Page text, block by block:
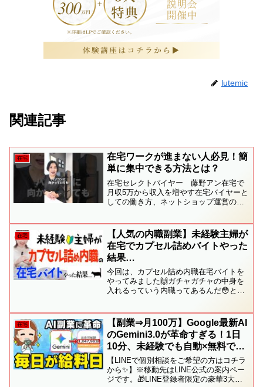
lutemic
関連記事
在宅
在宅ワークが進まない人必見！簡
単に集中できる方法とは？
在宅セレクトバイヤー 藤野アン在宅で
月収5万から収入を増やす在宅バイヤーと
しての働き方、ネットショップ運営の方
録はこちらから🌹↓↓↓↓↓【 藤野アン
Profile...
在宅
【人気の内職副業】未経験主婦が
在宅でカプセル詰めバイトやった
結果…
今回は、カプセル詰め内職在宅バイトを
やってみました🙌ガチャガチャの中身を
入れるっていう内職ってあるんだ😳と思
ョン高めのゆいママでしたが、始めるに
あたっては…こういうこ...
在宅
【副業⇒月100万】Google最新AI
のGemini3.0が革命すぎる！1日
10分、未経験でも自動×無料で収
益化できる使い方を初心者向け解
説！【在宅ワーク】【副業 おす
すめ】【AI副業】
【LINEで個別相談をご希望の方はコチラ
から✨】※移動先はLINE公式の案内ペー
ジです。🎁LINE登録者限定の豪華3大プ